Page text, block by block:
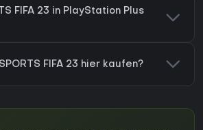
FIFA 23 in PlayStation Plus
FIFA 23 hier kaufen?